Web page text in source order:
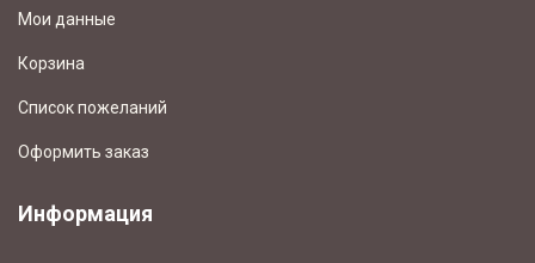
Мои данные
Корзина
Список пожеланий
Оформить заказ
Информация